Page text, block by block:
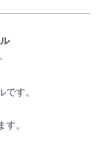
す。
。